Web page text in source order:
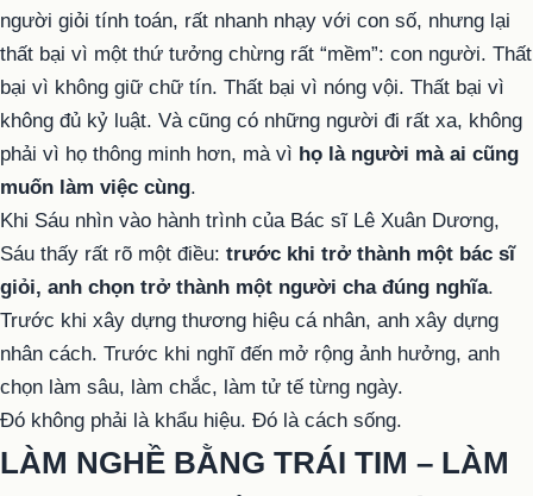
người giỏi tính toán, rất nhanh nhạy với con số, nhưng lại
thất bại vì một thứ tưởng chừng rất “mềm”: con người. Thất
bại vì không giữ chữ tín. Thất bại vì nóng vội. Thất bại vì
không đủ kỷ luật. Và cũng có những người đi rất xa, không
phải vì họ thông minh hơn, mà vì họ là người mà ai cũng
muốn làm việc cùng.
Khi Sáu nhìn vào hành trình của Bác sĩ Lê Xuân Dương,
Sáu thấy rất rõ một điều: trước khi trở thành một bác sĩ
giỏi, anh chọn trở thành một người cha đúng nghĩa.
Trước khi xây dựng thương hiệu cá nhân, anh xây dựng
nhân cách. Trước khi nghĩ đến mở rộng ảnh hưởng, anh
chọn làm sâu, làm chắc, làm tử tế từng ngày.
Đó không phải là khẩu hiệu. Đó là cách sống.
LÀM NGHỀ BẰNG TRÁI TIM – LÀM